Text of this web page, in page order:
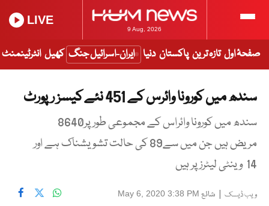
9 Aug, 2026
LIVE
صفحۂ اول تازہ ترین پاکستان دنیا ایران-اسرائیل جنگ کھیل انٹرٹینمنٹ
سندھ میں کورونا وائرس کے 451 نئے کیسز رپورٹ
سندھ میں کورونا وائراس کے مجموعی طور پر8640
مریض ہیں جن میں سے89 کی حالت تشویشناک ہے اور
14 وینٹی لیٹرز پر ہیں
ویب ڈیسک | شائع May 6, 2020 3:38 PM